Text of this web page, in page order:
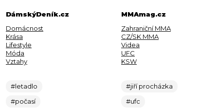
DámskýDeník.cz
Domácnost
Krása
Lifestyle
Móda
Vztahy
#letadlo
#počasí
MMAmag.cz
Zahraniční MMA
CZ/SK MMA
Videa
UFC
KSW
#jiří procházka
#ufc